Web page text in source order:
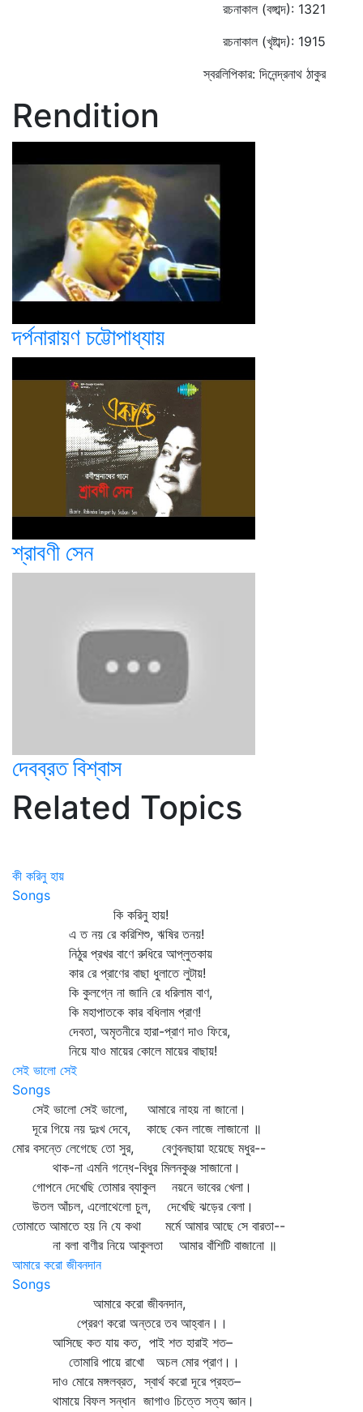
রচনাকাল (বঙ্গাব্দ): 1321
রচনাকাল (খৃষ্টাব্দ): 1915
স্বরলিপিকার: দিনেন্দ্রনাথ ঠাকুর
Rendition
দর্পনারায়ণ চট্টোপাধ্যায়
শ্রাবণী সেন
দেবব্রত বিশ্বাস
Related Topics
কী করিনু হায়
Songs
কি করিনু হায়!
এ ত নয় রে করিশিশু, ঋষির তনয়!
নিঠুর প্রখর বাণে রুধিরে আপ্লুতকায়
কার রে প্রাণের বাছা ধুলাতে লুটায়!
কি কুলগ্নে না জানি রে ধরিলাম বাণ,
কি মহাপাতকে কার বধিলাম প্রাণ!
দেবতা, অমৃতনীরে হারা-প্রাণ দাও ফিরে,
নিয়ে যাও মায়ের কোলে মায়ের বাছায়!
সেই ভালো সেই
Songs
সেই ভালো সেই ভালো, আমারে নাহয় না জানো।
দূরে গিয়ে নয় দুঃখ দেবে, কাছে কেন লাজে লাজানো ॥
মোর বসন্তে লেগেছে তো সুর, বেণুবনছায়া হয়েছে মধুর--
থাক-না এমনি গন্ধে-বিধুর মিলনকুঞ্জ সাজানো।
গোপনে দেখেছি তোমার ব্যাকুল নয়নে ভাবের খেলা।
উতল আঁচল, এলোথেলো চুল, দেখেছি ঝড়ের বেলা।
তোমাতে আমাতে হয় নি যে কথা মর্মে আমার আছে সে বারতা--
না বলা বাণীর নিয়ে আকুলতা আমার বাঁশিটি বাজানো ॥
আমারে করো জীবনদান
Songs
আমারে করো জীবনদান,
প্রেরণ করো অন্তরে তব আহ্বান।।
আসিছে কত যায় কত, পাই শত হারাই শত–
তোমারি পায়ে রাখো অচল মোর প্রাণ।।
দাও মোরে মঙ্গলব্রত, স্বার্থ করো দূরে প্রহত–
থামায়ে বিফল সন্ধান জাগাও চিত্তে সত্য জ্ঞান।